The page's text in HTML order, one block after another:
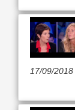
17/09/2018